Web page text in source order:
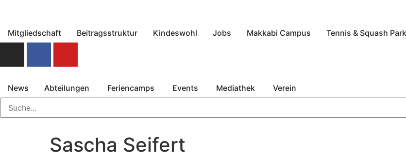
Mitgliedschaft Beitragsstruktur Kindeswohl Jobs Makkabi Campus Tennis & Squash Park
News Abteilungen Feriencamps Events Mediathek Verein
Sascha Seifert